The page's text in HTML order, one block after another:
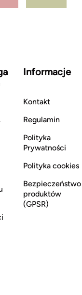
Informacje
Kontakt
Regulamin
Polityka
Prywatności
Polityka cookies
Bezpieczeństwo
produktów
(GPSR)